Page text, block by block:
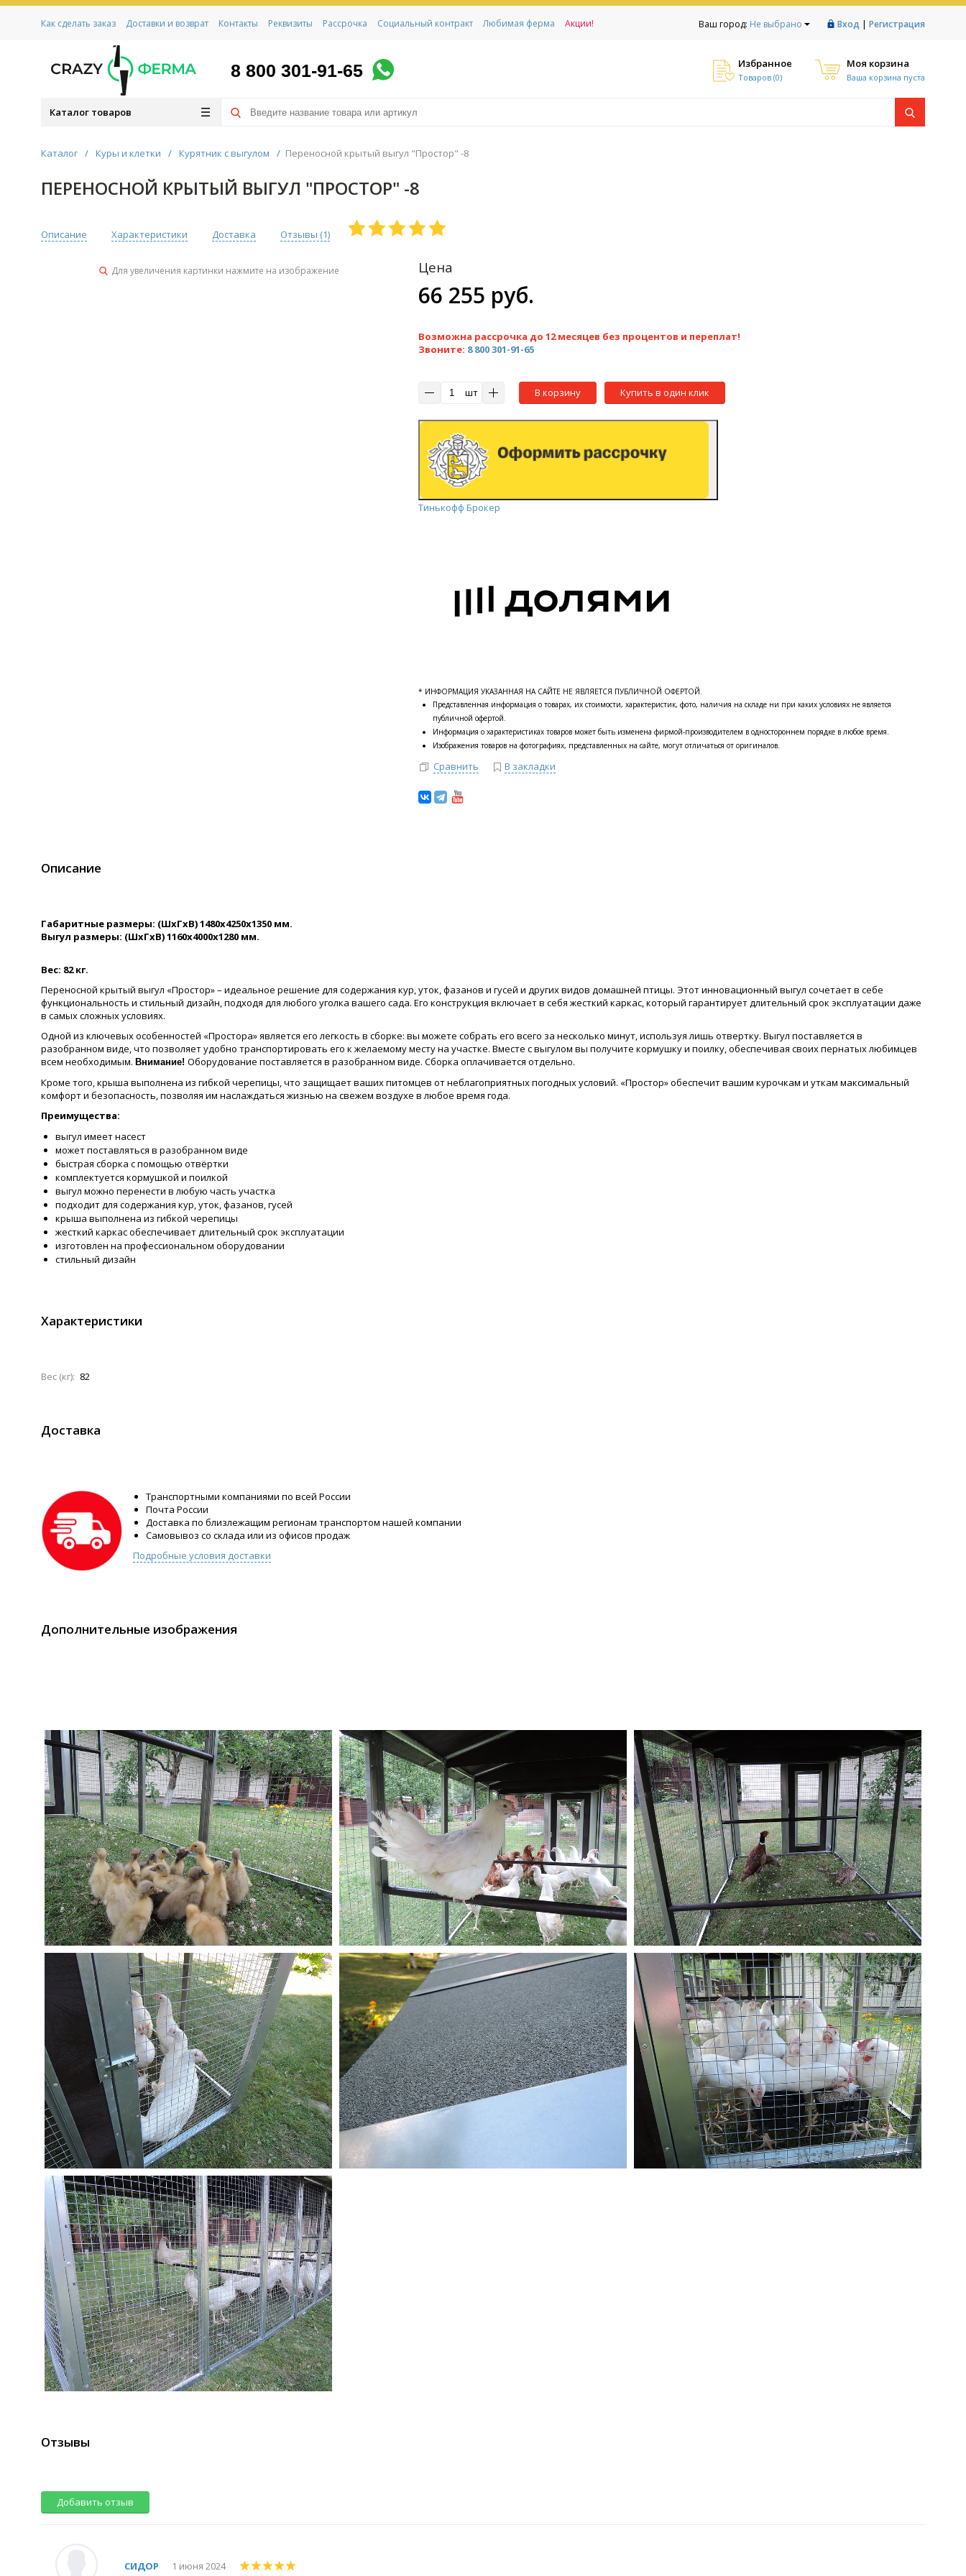
Ваш город: Не выбрано Вход | Регистрация
Как сделать заказ Доставки и возврат Контакты Реквизиты Рассрочка Социальный контракт Любимая ферма Акции!
8 800 301-91-65 Избранное
Товаров (0)
Моя корзина
Ваша корзина пуста
Каталог товаров
Каталог / Куры и клетки / Курятник с выгулом / Переносной крытый выгул "Простор" -8
ПЕРЕНОСНОЙ КРЫТЫЙ ВЫГУЛ "ПРОСТОР" -8
Описание Характеристики Доставка Отзывы (1)
Для увеличения картинки нажмите на изображение Цена
66 255 руб.
Возможна рассрочка до 12 месяцев без процентов и переплат!
Звоните: 8 800 301-91-65
шт В корзину Купить в один клик
Тинькофф Брокер
* ИНФОРМАЦИЯ УКАЗАННАЯ НА САЙТЕ НЕ ЯВЛЯЕТСЯ ПУБЛИЧНОЙ ОФЕРТОЙ.
Представленная информация о товарах, их стоимости, характеристик, фото, наличия на складе ни при каких условиях не является
публичной офертой.
Информация о характеристиках товаров может быть изменена фирмой-производителем в одностороннем порядке в любое время.
Изображения товаров на фотографиях, представленных на сайте, могут отличаться от оригиналов.
Сравнить В закладки
Описание
Габаритные размеры: (ШхГхВ) 1480х4250х1350 мм.
Выгул размеры: (ШхГхВ) 1160х4000х1280 мм.
Вес: 82 кг.
Переносной крытый выгул «Простор» – идеальное решение для содержания кур, уток, фазанов и гусей и других видов домашней птицы. Этот инновационный выгул сочетает в себе
функциональность и стильный дизайн, подходя для любого уголка вашего сада. Его конструкция включает в себя жесткий каркас, который гарантирует длительный срок эксплуатации даже
в самых сложных условиях.
Одной из ключевых особенностей «Простора» является его легкость в сборке: вы можете собрать его всего за несколько минут, используя лишь отвертку. Выгул поставляется в
разобранном виде, что позволяет удобно транспортировать его к желаемому месту на участке. Вместе с выгулом вы получите кормушку и поилку, обеспечивая своих пернатых любимцев
всем необходимым. Внимание! Оборудование поставляется в разобранном виде. Сборка оплачивается отдельно.
Кроме того, крыша выполнена из гибкой черепицы, что защищает ваших питомцев от неблагоприятных погодных условий. «Простор» обеспечит вашим курочкам и уткам максимальный
комфорт и безопасность, позволяя им наслаждаться жизнью на свежем воздухе в любое время года.
Преимущества:
выгул имеет насест
может поставляться в разобранном виде
быстрая сборка с помощью отвёртки
комплектуется кормушкой и поилкой
выгул можно перенести в любую часть участка
подходит для содержания кур, уток, фазанов, гусей
крыша выполнена из гибкой черепицы
жесткий каркас обеспечивает длительный срок эксплуатации
изготовлен на профессиональном оборудовании
стильный дизайн
Характеристики
Вес (кг): 82
Доставка
Транспортными компаниями по всей России
Почта России
Доставка по близлежащим регионам транспортом нашей компании
Самовывоз со склада или из офисов продаж
Подробные условия доставки
Дополнительные изображения
Отзывы
Добавить отзыв
СИДОР 1 июня 2024